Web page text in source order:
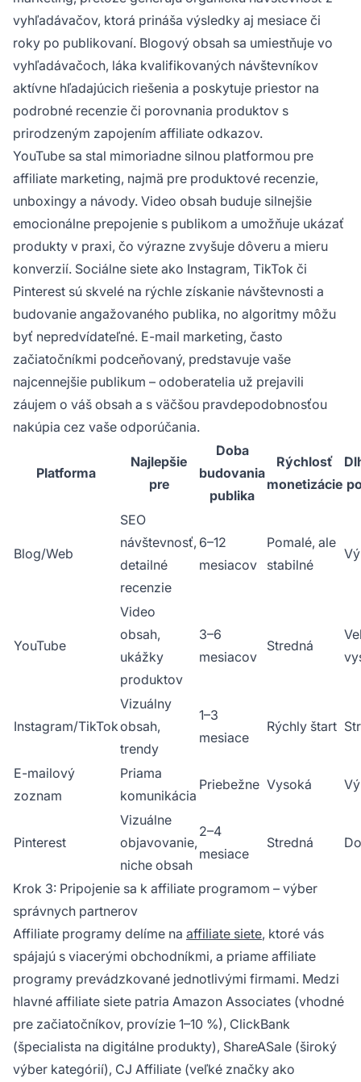
vyhľadávačov, ktorá prináša výsledky aj mesiace či
roky po publikovaní. Blogový obsah sa umiestňuje vo
vyhľadávačoch, láka kvalifikovaných návštevníkov
aktívne hľadajúcich riešenia a poskytuje priestor na
podrobné recenzie či porovnania produktov s
prirodzeným zapojením affiliate odkazov.
YouTube sa stal mimoriadne silnou platformou pre
affiliate marketing, najmä pre produktové recenzie,
unboxingy a návody. Video obsah buduje silnejšie
emocionálne prepojenie s publikom a umožňuje ukázať
produkty v praxi, čo výrazne zvyšuje dôveru a mieru
konverzií. Sociálne siete ako Instagram, TikTok či
Pinterest sú skvelé na rýchle získanie návštevnosti a
budovanie angažovaného publika, no algoritmy môžu
byť nepredvídateľné. E-mail marketing, často
začiatočníkmi podceňovaný, predstavuje vaše
najcennejšie publikum – odoberatelia už prejavili
záujem o váš obsah a s väčšou pravdepodobnosťou
nakúpia cez vaše odporúčania.
Platforma
Najlepšie
pre
Doba
budovania
publika
Rýchlosť
monetizácie
Blog/Web
SEO
návštevnosť,
detailné
recenzie
6–12
mesiacov
Pomalé, ale
stabilné
YouTube
Video
obsah,
ukážky
produktov
3–6
mesiacov
Stredná
Instagram/TikTok
Vizuálny
obsah,
trendy
1–3
mesiace
Rýchly štart
E-mailový
zoznam
Priama
komunikácia
Priebežne Vysoká
Pinterest
Vizuálne
objavovanie,
niche obsah
2–4
mesiace
Stredná
Krok 3: Pripojenie sa k affiliate programom – výber
správnych partnerov
Affiliate programy delíme na affiliate siete, ktoré vás
spájajú s viacerými obchodníkmi, a priame affiliate
programy prevádzkované jednotlivými firmami. Medzi
hlavné affiliate siete patria Amazon Associates (vhodné
pre začiatočníkov, provízie 1–10 %), ClickBank
(špecialista na digitálne produkty), ShareASale (široký
výber kategórií), CJ Affiliate (veľké značky ako